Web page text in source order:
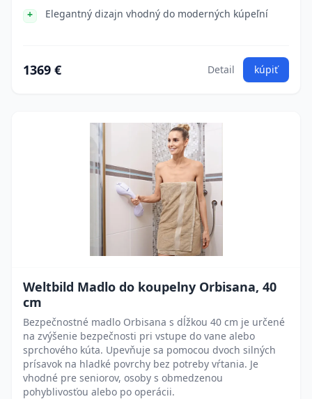
Elegantný dizajn vhodný do moderných kúpeľní
1369 € Detail kúpiť
Weltbild Madlo do koupelny Orbisana, 40
cm
Bezpečnostné madlo Orbisana s dĺžkou 40 cm je určené
na zvýšenie bezpečnosti pri vstupe do vane alebo
sprchového kúta. Upevňuje sa pomocou dvoch silných
prísavok na hladké povrchy bez potreby vŕtania. Je
vhodné pre seniorov, osoby s obmedzenou
pohyblivosťou alebo po operácii.